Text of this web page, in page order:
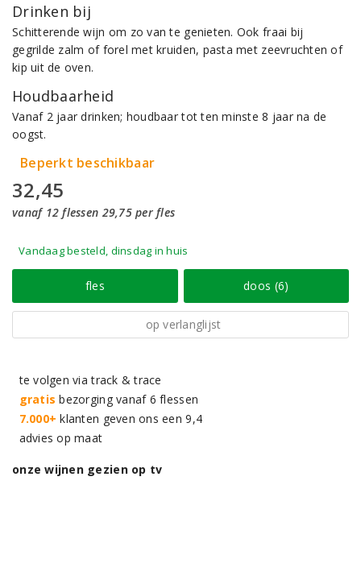
Drinken bij
Schitterende wijn om zo van te genieten. Ook fraai bij
gegrilde zalm of forel met kruiden, pasta met zeevruchten of
kip uit de oven.
Houdbaarheid
Vanaf 2 jaar drinken; houdbaar tot ten minste 8 jaar na de
oogst.
Beperkt beschikbaar
32,45
vanaf 12 flessen 29,75 per fles
Vandaag besteld, dinsdag in huis
fles doos (6)
op verlanglijst
te volgen via track & trace
gratis bezorging vanaf 6 flessen
7.000+ klanten geven ons een 9,4
advies op maat
onze wijnen gezien op tv